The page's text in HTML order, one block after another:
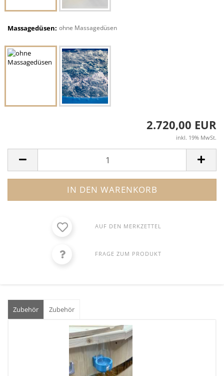
Massagedüsen: ohne Massagedüsen
2.720,00 EUR
inkl. 19% MwSt.
AUF DEN MERKZETTEL
FRAGE ZUM PRODUKT
Zubehör Zubehör